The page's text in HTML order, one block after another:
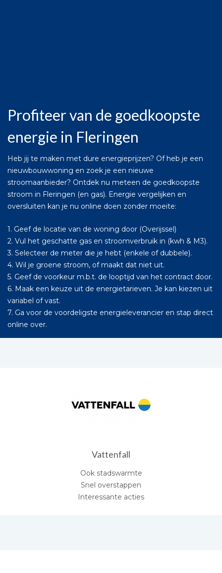
Profiteer van de goedkoopste
energie in Fleringen
Heb jij te maken met dure energieprijzen? Of heb je een
nieuwbouwwoning en zoek je een nieuwe
stroomaanbieder? Ontdek nu meteen de goedkoopste
stroom in Fleringen (en gas). Energie vergelijken en
oversluiten kan je nu online doen zonder moeite:
1. Geef de locatie van de woning door (Overijssel)
2. Vul het geschatte gas en stroomverbruik in (kwh & M3).
3. Selecteer de meter die je hebt (enkele of dubbele).
4. Wil je groene stroom, of maakt dat niet uit.
5. Geef de voorkeur m.b.t. de looptijd van het contract door.
6. Maak een keuze uit de energietarieven. Je kan kiezen uit
variabel of vast.
7. Ga voor de voordeligste energieleverancier en stap direct
online over.
Vattenfall
Ook stadswarmte
Snel overstappen
Interessante acties